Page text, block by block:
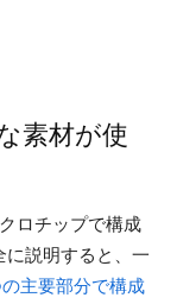
素材が使
ロチップで構成
に説明すると、一
主要部分で構成